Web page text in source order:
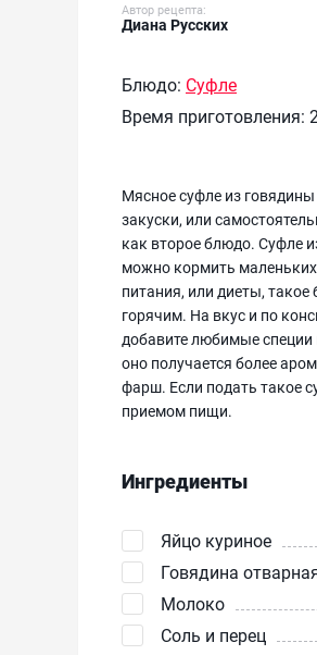
Автор рецепта:
Диана Русских
Блюдо: Суфле
Время приготовления:
Мясное суфле из
закуски, или
как второе блюдо. Суфле
можно кормить
питания, или диеты,
горячим. На вкус и по
добавите любимые
оно получается более
фарш. Если подать такое
приемом пищи.
Ингредиенты
Яйцо куриное
Говядина
Молоко
Соль и перец